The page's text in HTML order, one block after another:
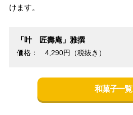
けます。
「叶 匠壽庵」雅撰
価格： 4,290円（税抜き）
和菓子一覧